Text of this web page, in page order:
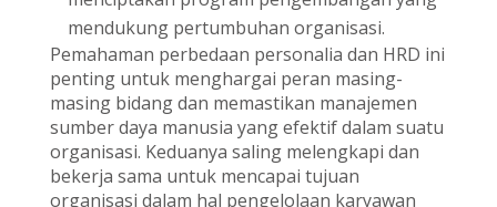
mendukung pertumbuhan organisasi.
Pemahaman perbedaan personalia dan HRD ini
penting untuk menghargai peran masing-
masing bidang dan memastikan manajemen
sumber daya manusia yang efektif dalam suatu
organisasi. Keduanya saling melengkapi dan
bekerja sama untuk mencapai tujuan
organisasi dalam hal pengelolaan karyawan